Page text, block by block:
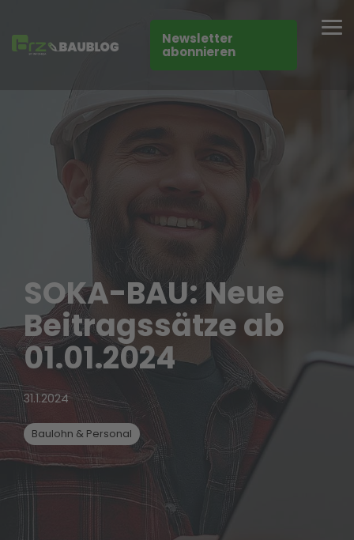
the
main
Newsletter
abonnieren
SOKA-BAU: Neue
Beitragssätze ab
01.01.2024
31.1.2024
Baulohn & Personal